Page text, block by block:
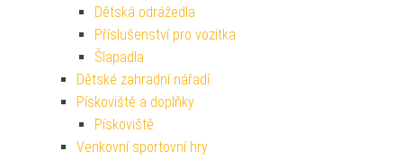
Dětská odrážedla
Příslušenství pro vozítka
Šlapadla
Dětské zahradní nářadí
Pískoviště a doplňky
Pískoviště
Venkovní sportovní hry